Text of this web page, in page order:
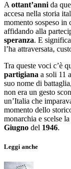
A ottant’anni da
accesa nella storia
momento sospeso in
affidando alla
speranza. E
l’ha attraversata,
Tra queste voci c’è
partigiana a soli 11
suo nome di
non era un gesto
un’Italia che
momento dello
monarchia e scelse
Giugno del 1946.
Leggi anche